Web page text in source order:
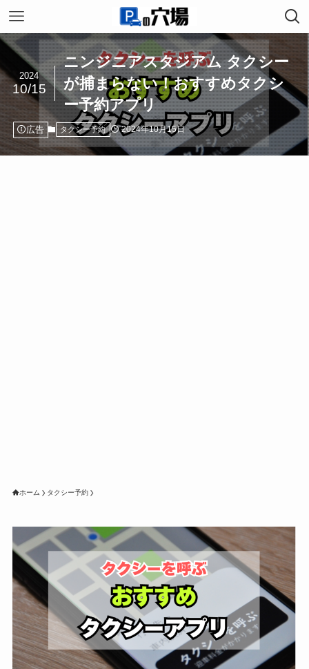
ニンジニアスタジアム タクシー
が捕まらない！おすすめタクシ
ー予約アプリ
2024
10/15
広告 タクシー予約 2024年10月15日
ホーム タクシー予約